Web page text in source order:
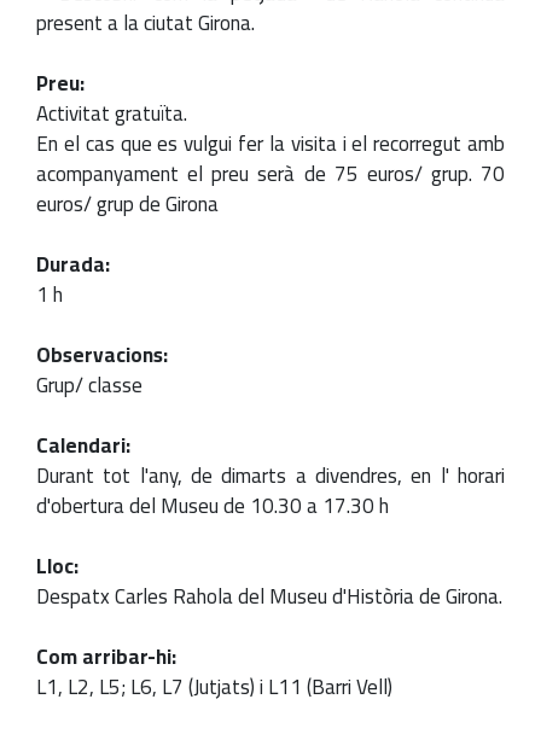
present a la ciutat Girona.
Preu:
Activitat gratuïta.
En el cas que es vulgui fer la visita i el recorregut amb
acompanyament el preu serà de 75 euros/ grup. 70
euros/ grup de Girona
Durada:
1 h
Observacions:
Grup/ classe
Calendari:
Durant tot l'any, de dimarts a divendres, en l' horari
d'obertura del Museu de 10.30 a 17.30 h
Lloc:
Despatx Carles Rahola del Museu d'Història de Girona.
Com arribar-hi:
L1, L2, L5; L6, L7 (Jutjats) i L11 (Barri Vell)